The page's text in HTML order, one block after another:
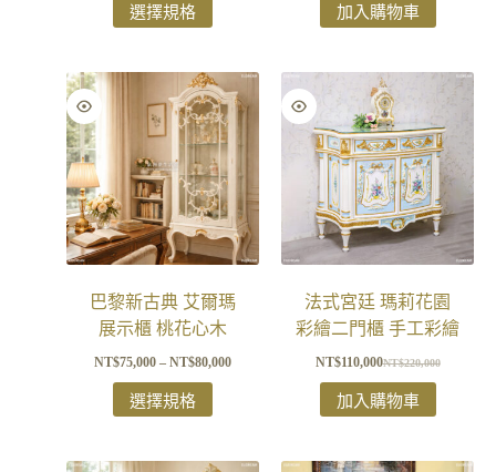
選擇規格 加入購物車
巴黎新古典 艾爾瑪
展示櫃 桃花心木
NT$75,000 – NT$80,000
選擇規格
法式宮廷 瑪莉花園
彩繪二門櫃 手工彩繪
NT$220,000
NT$110,000
加入購物車